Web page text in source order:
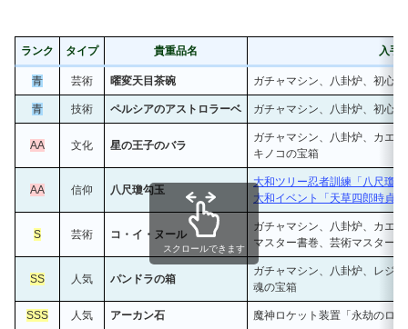
ランク タイプ 貴重品名 入手
青 芸術 曜変天目茶碗 ガチャマシン、八卦炉、初心
青 技術 ペルシアのアストロラーベ ガチャマシン、八卦炉、初心
AA 文化 星の王子のバラ
ガチャマシン、八卦炉、カエ
キノコの宝箱
AA 信仰 八尺瓊勾玉
大和ツリー忍者訓練「八尺瓊
大和イベント「天草四郎時貞
S 芸術 コ・イ・ヌール
ガチャマシン、八卦炉、カエ
マスター書巻、芸術マスター
SS 人気 パンドラの箱
ガチャマシン、八卦炉、レジ
魂の宝箱
SSS 人気 アーカン石 魔神ロケット装置「永劫のロ
スクロールできます